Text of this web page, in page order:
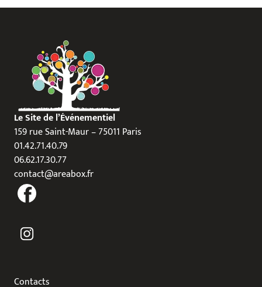
Le Site de l’Événementiel
159 rue Saint-Maur – 75011 Paris
01.42.71.40.79
06.62.17.30.77
contact@areabox.fr
Contacts